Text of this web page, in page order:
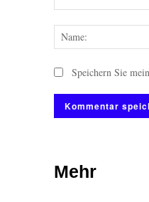
Speichern Sie
Mehr